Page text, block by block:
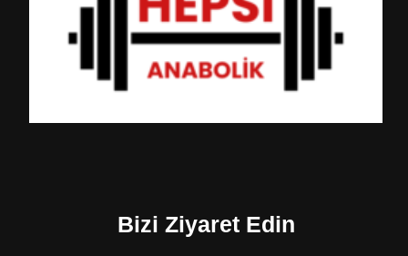
Bizi Ziyaret Edin